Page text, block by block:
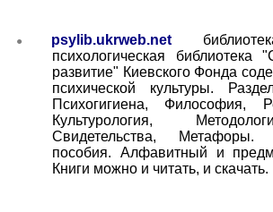
● psylib.ukrweb.net
психологическая библиотека
развитие" Киевского Фонда
психической культуры.
Психогигиена, Философия,
Культурология,
Свидетельства,
пособия. Алфавитный и
Книги можно и читать, и скачать.